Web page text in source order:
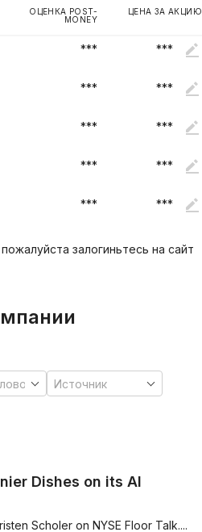
ОЦЕНКА POST-
MONEY
ЦЕНА ЗА АКЦИЮ
*** ***
*** ***
*** ***
*** ***
*** ***
залогиньтесь на сайт
Dishes on its AI
Scholer on NYSE Floor Talk....